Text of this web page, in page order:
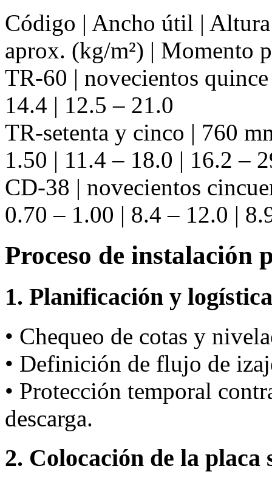
Código | Ancho útil |
aprox. (kg/m²) | Momento
TR-60 | novecientos
14.4 | 12.5 – 21.0
TR-setenta y cinco | 760
1.50 | 11.4 – 18.0 | 16.2 –
CD-38 | novecientos
0.70 – 1.00 | 8.4 – 12.0 |
Proceso de instalación
1. Planificación y
• Chequeo de cotas y
• Definición de flujo de
• Protección temporal
descarga.
2. Colocación de la placa